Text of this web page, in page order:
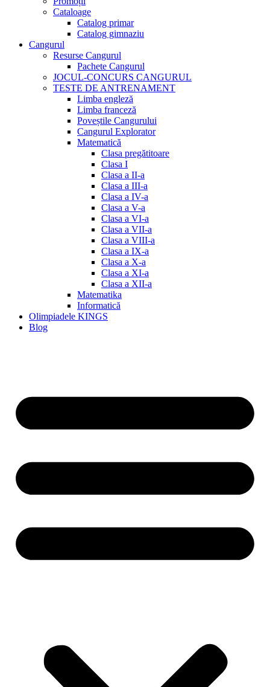
Cataloage
Catalog primar
Catalog gimnaziu
Cangurul
Resurse Cangurul
Pachete Cangurul
JOCUL-CONCURS CANGURUL
TESTE DE ANTRENAMENT
Limba engleză
Limba franceză
Poveștile Cangurului
Cangurul Explorator
Matematică
Clasa pregătitoare
Clasa I
Clasa a II-a
Clasa a III-a
Clasa a IV-a
Clasa a V-a
Clasa a VI-a
Clasa a VII-a
Clasa a VIII-a
Clasa a IX-a
Clasa a X-a
Clasa a XI-a
Clasa a XII-a
Matematika
Informatică
Olimpiadele KINGS
Blog